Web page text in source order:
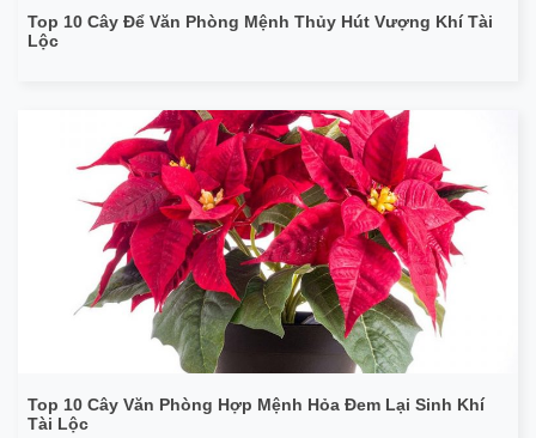
Top 10 Cây Để Văn Phòng Mệnh Thủy Hút Vượng Khí Tài
Lộc
Top 10 Cây Văn Phòng Hợp Mệnh Hỏa Đem Lại Sinh Khí
Tài Lộc